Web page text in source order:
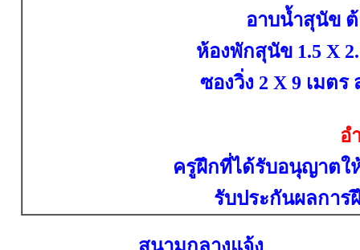
อาบน้ำสุนัข
ห้องพักสุนัข 1.5 X
ซองวิ่ง 2 X 9 เมตร
อ
ครูฝึกที่ได้รับอนุญาตใ
รับประกันผลการ